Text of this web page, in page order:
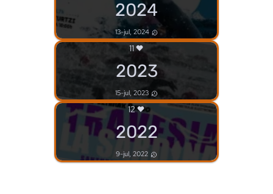
2024
13-jul, 2024
11
2023
15-jul, 2023
12
2022
9-jul, 2022